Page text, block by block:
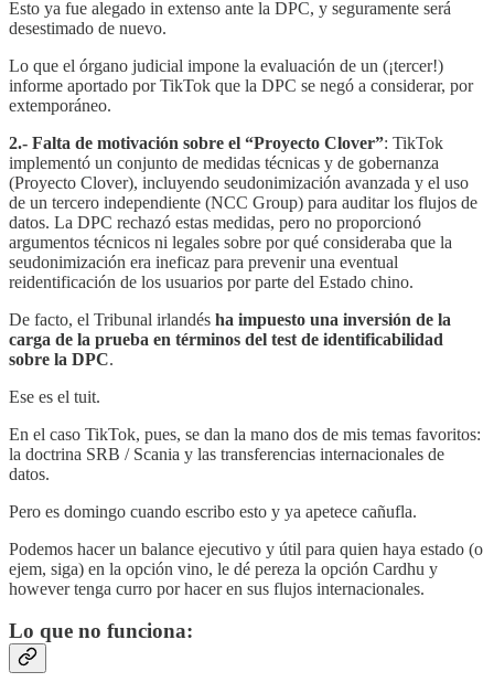
Esto ya fue alegado in extenso ante la DPC, y seguramente será
desestimado de nuevo.
Lo que el órgano judicial impone la evaluación de un (¡tercer!)
informe aportado por TikTok que la DPC se negó a considerar, por
extemporáneo.
2.- Falta de motivación sobre el “Proyecto Clover”: TikTok
implementó un conjunto de medidas técnicas y de gobernanza
(Proyecto Clover), incluyendo seudonimización avanzada y el uso
de un tercero independiente (NCC Group) para auditar los flujos de
datos. La DPC rechazó estas medidas, pero no proporcionó
argumentos técnicos ni legales sobre por qué consideraba que la
seudonimización era ineficaz para prevenir una eventual
reidentificación de los usuarios por parte del Estado chino.
De facto, el Tribunal irlandés ha impuesto una inversión de la
carga de la prueba en términos del test de identificabilidad
sobre la DPC.
Ese es el tuit.
En el caso TikTok, pues, se dan la mano dos de mis temas favoritos:
la doctrina SRB / Scania y las transferencias internacionales de
datos.
Pero es domingo cuando escribo esto y ya apetece cañufla.
Podemos hacer un balance ejecutivo y útil para quien haya estado (o
ejem, siga) en la opción vino, le dé pereza la opción Cardhu y
however tenga curro por hacer en sus flujos internacionales.
Lo que no funciona: